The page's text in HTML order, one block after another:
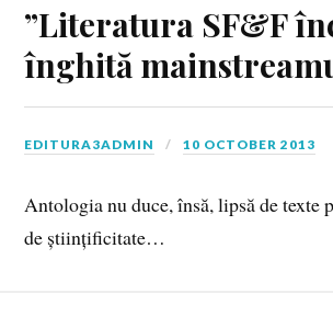
”Literatura SF&F
înghită
EDITURA3ADMIN 10 OCTOBER 2013
Antologia nu duce, însă, lipsă de texte
de științificitate…